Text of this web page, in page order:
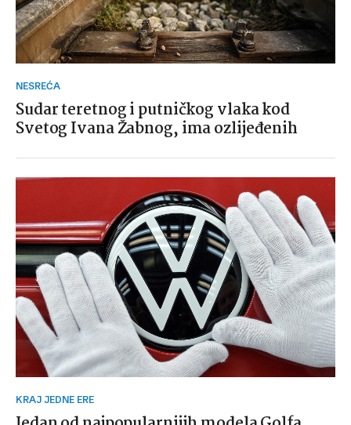
NESREĆA
Sudar teretnog i putničkog vlaka kod
Svetog Ivana Žabnog, ima ozlijeđenih
KRAJ JEDNE ERE